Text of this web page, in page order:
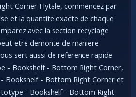
Corner Hytale, commencez par
et la quantite exacte de chaque
avec la section recyclage
etre demonte de maniere
sert aussi de reference rapide
- Bookshelf - Bottom Right Corner,
Bookshelf - Bottom Right Corner et
- Bookshelf - Bottom Right